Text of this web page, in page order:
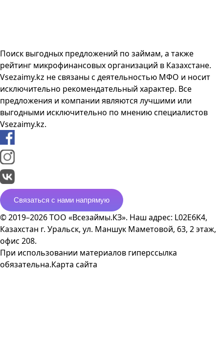
Поиск выгодных предложений по займам, а также
рейтинг микрофинансовых организаций в Казахстане.
Vsezaimy.kz не связаны с деятельностью МФО и носит
исключительно рекомендательный характер. Все
предложения и компании являются лучшими или
выгодными исключительно по мнению специалистов
Vsezaimy.kz.
Связаться с нами напрямую
© 2019–2026 ТОО «Всезаймы.КЗ». Наш адрес: L02E6K4,
Казахстан г. Уральск, ул. Маншук Маметовой, 63, 2 этаж,
офис 208.
При использовании материалов гиперссылка
обязательна.Карта сайта